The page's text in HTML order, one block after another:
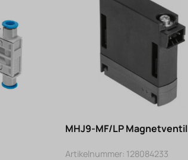
MHJ9-MF/LP Magnetventil
Artikelnummer: 128084233